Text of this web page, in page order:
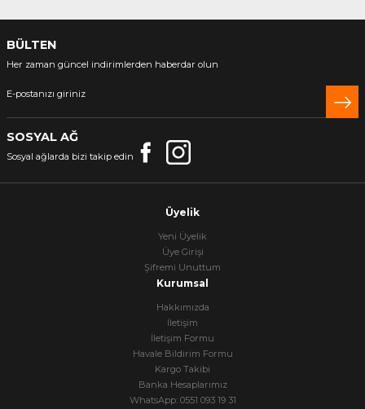
BÜLTEN
Her zaman güncel indirimlerden haberdar olun
SOSYAL AĞ
Sosyal ağlarda bizi takip edin
Üyelik
Yeni Üyelik
Üye Girişi
Şifremi Unuttum
Kurumsal
Hakkımızda
İletişim
İletişim Formu
Havale Bildirim Formu
Kargo Takibi
Banka Hesaplarımız
WhatsApp: 0551 093 19 31